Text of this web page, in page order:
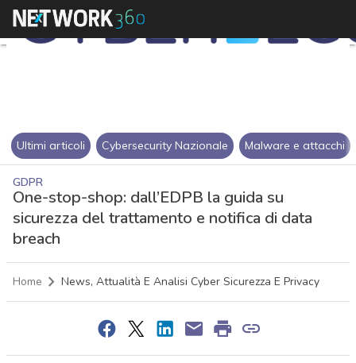
Ultimi articoli Cybersecurity Nazionale Malware e attacchi
GDPR
One-stop-shop: dall’EDPB la guida su
sicurezza del trattamento e notifica di data
breach
Home News, Attualità E Analisi Cyber Sicurezza E Privacy